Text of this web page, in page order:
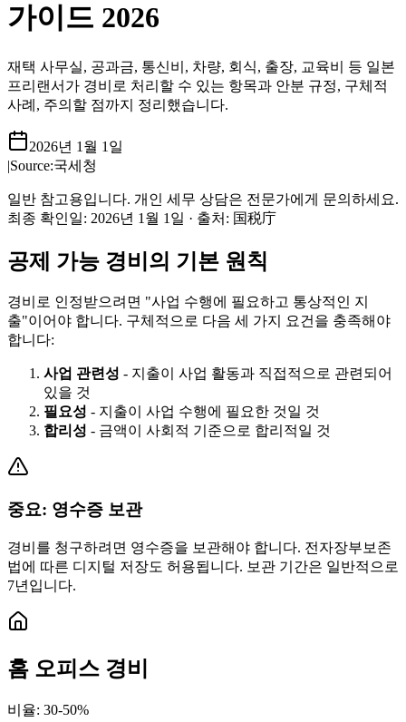
가이드 2026
재택 사무실, 공과금, 통신비, 차량, 회식, 출장, 교육비 등 일본
프리랜서가 경비로 처리할 수 있는 항목과 안분 규정, 구체적
사례, 주의할 점까지 정리했습니다.
2026년 1월 1일
|Source:국세청
일반 참고용입니다. 개인 세무 상담은 전문가에게 문의하세요.
최종 확인일: 2026년 1월 1일 · 출처 : 国税庁
공제 가능 경비의 기본 원칙
경비로 인정받으려면 "사업 수행에 필요하고 통상적인 지
출"이어야 합니다. 구체적으로 다음 세 가지 요건을 충족해야
합니다:
사업 관련성 - 지출이 사업 활동과 직접적으로 관련되어
있을 것
필요성 - 지출이 사업 수행에 필요한 것일 것
합리성 - 금액이 사회적 기준으로 합리적일 것
중요: 영수증 보관
경비를 청구하려면 영수증을 보관해야 합니다. 전자장부보존
법에 따른 디지털 저장도 허용됩니다. 보관 기간은 일반적으로
7년입니다.
홈 오피스 경비
비율: 30-50%